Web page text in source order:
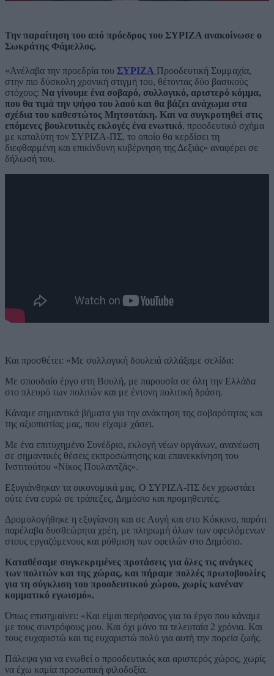
Την παραίτηση του από πρόεδρος του ΣΥΡΙΖΑ ανακοίνωσε ο
Σωκράτης Φάμελλος.
«Ανέλαβα την προεδρία του ΣΥΡΙΖΑ Προοδευτική Συμμαχία,
στην πιο δύσκολη χρονική στιγμή του, θέτοντας δύο βασικούς
στόχους: Να γίνουμε ένα σοβαρό, συλλογικό, αριστερό κόμμα,
που θα τιμά την ψήφο του λαού και θα βάζει ανάχωμα στα
σχέδια του καθεστώτος Μητσοτάκη. Και να συγκροτηθεί στις
επόμενες βουλευτικές εκλογές ένα ενωτικό, προοδευτικό σχήμα
με καταλύτη τον ΣΥΡΙΖΑ-ΠΣ, το οποίο θα κερδίσει τη
διεφθαρμένη και επικίνδυνη κυβέρνηση της Δεξιάς» αναφέρει σε
δήλωσή του.
Και προσθέτει: «Με συλλογική δουλειά αλλάξαμε σελίδα:
Με σπουδαίο έργο στη Βουλή, με παρουσία σε όλη την Ελλάδα
στο πλευρό των πολιτών και με έντονη πολιτική δράση.
Κάναμε σημαντικά βήματα για την ανάκτηση της σοβαρότητας και
της αξιοπιστίας μας, που είχαμε χάσει.
Με ένα επιτυχημένο Συνέδριο, εκλογή νέων οργάνων, ανανέωση
σε σημαντικές θέσεις εκπροσώπησης και επανεκκίνηση του
Ινστιτούτου «Νίκος Πουλαντζάς».
Εξυγιάνθηκαν τα οικονομικά μας. Ο ΣΥΡΙΖΑ-ΠΣ δεν χρωστάει
ούτε ένα ευρώ σε τράπεζες, Δημόσιο και προμηθευτές.
Δρομολογήθηκε η εξυγίανση και σε Αυγή και στο Κόκκινο, παρότι
παρέλαβα δυσθεώρητα χρέη, με πληρωμή όλων των οφειλόμενων
στους εργαζόμενους και ρύθμιση των οφειλών στο Δημόσιο.
Καταθέσαμε συγκεκριμένες προτάσεις για όλες τις ανάγκες
των πολιτών και της χώρας, και πήραμε πολλές πρωτοβουλίες
για τη σύγκλιση του προοδευτικού χώρου, χωρίς κανέναν
κομματικό εγωισμό».
Όπως επισημαίνει: «Και είμαι περήφανος για το έργο που κάναμε
με τους συντρόφους μου. Και όχι μόνο τα τελευταία 2 χρόνια. Και
τους ευχαριστώ και τις ευχαριστώ πολύ για αυτή την πορεία ζωής.
Πάλεψα για να ενωθεί ο προοδευτικός και αριστερός χώρος, χωρίς
να έχω καμία προσωπική φιλοδοξία.